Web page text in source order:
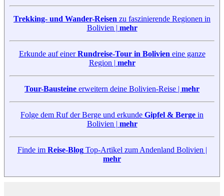
Trekking- und Wander-Reisen zu faszinierende Regionen in
Bolivien | mehr
Erkunde auf einerRundreise-Tour in Bolivieneine ganze
Region | mehr
Tour-Bausteine erweitern deine Bolivien-Reise | mehr
Folge dem Ruf der Berge und erkunde Gipfel & Berge in
Bolivien | mehr
Finde im Reise-BlogTop-Artikel zum Andenland Bolivien |
mehr